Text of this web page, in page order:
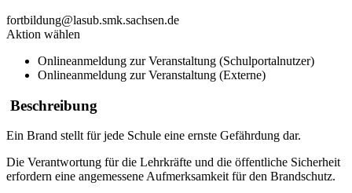
fortbildung@lasub.smk.sachsen.de
Aktion wählen
Onlineanmeldung zur Veranstaltung (Schulportalnutzer)
Onlineanmeldung zur Veranstaltung (Externe)
Beschreibung
Ein Brand stellt für jede Schule eine ernste Gefährdung dar.
Die Verantwortung für die Lehrkräfte und die öffentliche Sicherheit
erfordern eine angemessene Aufmerksamkeit für den Brandschutz.